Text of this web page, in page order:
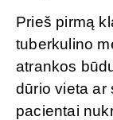
Prieš pirmą
tuberkulino
atrankos
dūrio vieta ar
pacientai